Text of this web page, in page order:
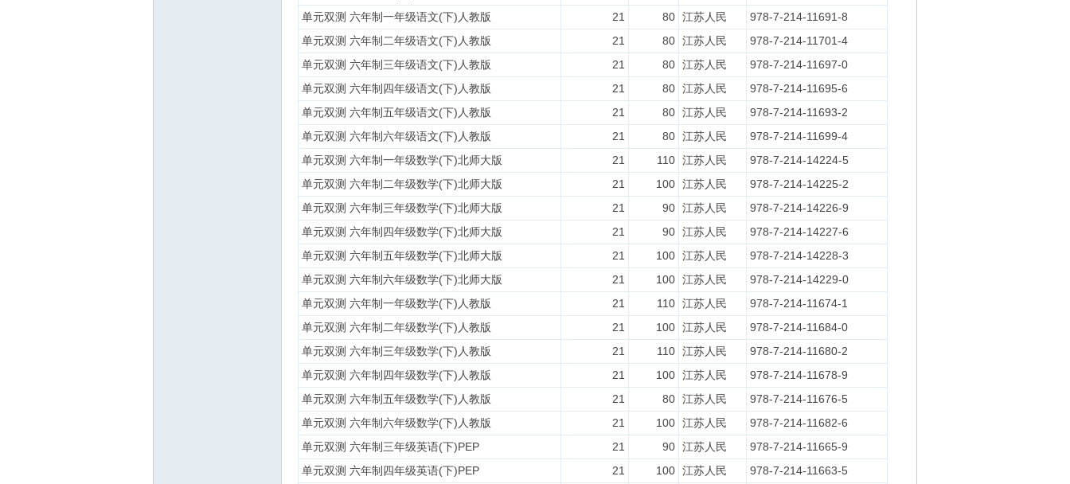
单元双测 六年制一年级语文(下)人教版
21 80 江苏人民
978-7-214-11691-8
单元双测 六年制二年级语文(下)人教版
21 80 江苏人民
978-7-214-11701-4
单元双测 六年制三年级语文(下)人教版
21 80 江苏人民
978-7-214-11697-0
单元双测 六年制四年级语文(下)人教版
21 80 江苏人民
978-7-214-11695-6
单元双测 六年制五年级语文(下)人教版
21 80 江苏人民
978-7-214-11693-2
单元双测 六年制六年级语文(下)人教版
21 80 江苏人民
978-7-214-11699-4
单元双测 六年制一年级数学(下)北师大版
21 110 江苏人民
978-7-214-14224-5
单元双测 六年制二年级数学(下)北师大版
21 100 江苏人民
978-7-214-14225-2
单元双测 六年制三年级数学(下)北师大版
21 90 江苏人民
978-7-214-14226-9
单元双测 六年制四年级数学(下)北师大版
21 90 江苏人民
978-7-214-14227-6
单元双测 六年制五年级数学(下)北师大版
21 100 江苏人民
978-7-214-14228-3
单元双测 六年制六年级数学(下)北师大版
21 100 江苏人民
978-7-214-14229-0
单元双测 六年制一年级数学(下)人教版
21 110 江苏人民
978-7-214-11674-1
单元双测 六年制二年级数学(下)人教版
21 100 江苏人民
978-7-214-11684-0
单元双测 六年制三年级数学(下)人教版
21 110 江苏人民
978-7-214-11680-2
单元双测 六年制四年级数学(下)人教版
21 100 江苏人民
978-7-214-11678-9
单元双测 六年制五年级数学(下)人教版
21 80 江苏人民
978-7-214-11676-5
单元双测 六年制六年级数学(下)人教版
21 100 江苏人民
978-7-214-11682-6
单元双测 六年制三年级英语(下)PEP
21 90 江苏人民
978-7-214-11665-9
单元双测 六年制四年级英语(下)PEP
21 100 江苏人民
978-7-214-11663-5